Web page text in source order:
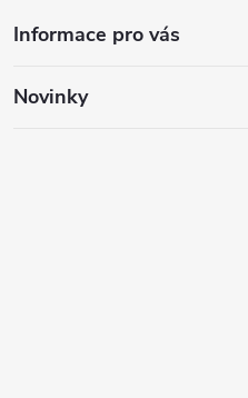
Informace pro vás
Novinky